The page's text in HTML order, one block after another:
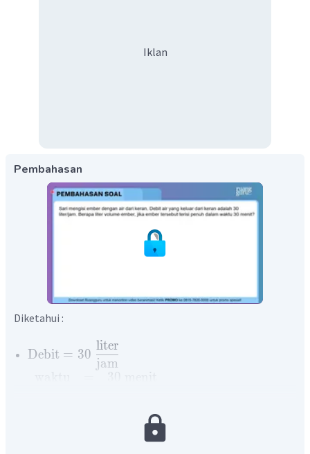
Iklan
Pembahasan
Diketahui :
Debit = 30
jam
liter
menit
Maka, volume ember ditentukan sebagai berikut: